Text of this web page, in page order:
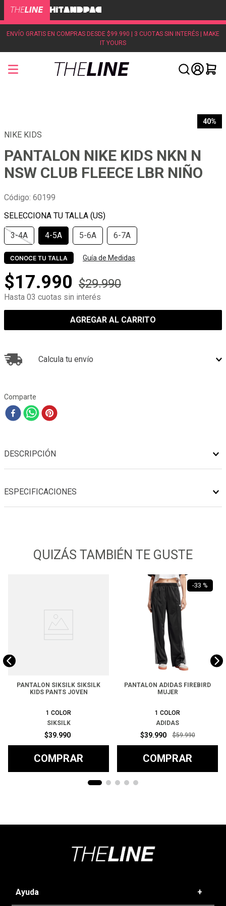
ENVÍO GRATIS EN COMPRAS DESDE $99.990 | 3 CUOTAS SIN INTERÉS | MAKE
IT YOURS
40%
NIKE KIDS
PANTALON NIKE KIDS NKN N
NSW CLUB FLEECE LBR NIÑO
Código: 60199
3-4A 4-5A 5-6A 6-7A
CONOCE TU TALLA Guía de Medidas
$17.990 $29.990
Hasta 03 cuotas sin interés
AGREGAR AL CARRITO
Calcula tu envío
Comparte
DESCRIPCIÓN
ESPECIFICACIONES
QUIZÁS TAMBIÉN TE GUSTE
PANTALON SIKSILK SIKSILK
KIDS PANTS JOVEN
1 COLOR
SIKSILK
$39.990
COMPRAR
-33 %
PANTALON ADIDAS FIREBIRD
MUJER
1 COLOR
ADIDAS
$39.990 $59.990
COMPRAR
Ayuda +